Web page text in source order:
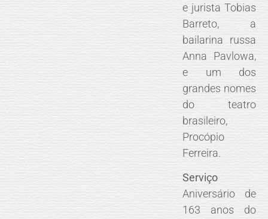
e jurista Tobias
Barreto, a
bailarina russa
Anna Pavlowa,
e um dos
grandes nomes
do teatro
brasileiro,
Procópio
Ferreira.
Serviço
Aniversário de
163 anos do